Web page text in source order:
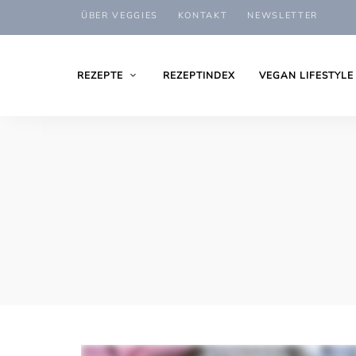
ÜBER VEGGIES KONTAKT NEWSLETTER
REZEPTE REZEPTINDEX VEGAN LIFESTYLE